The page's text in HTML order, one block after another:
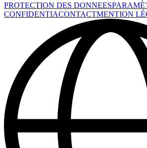
PROTECTION DES DONNEES
CONFIDENTIACONTACTMENTION